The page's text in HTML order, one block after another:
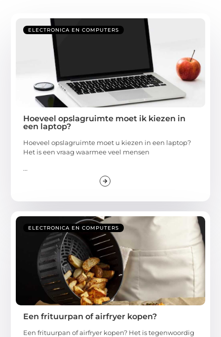
ELECTRONICA EN COMPUTERS
Hoeveel opslagruimte moet ik kiezen in
een laptop?
Hoeveel opslagruimte moet u kiezen in een laptop?
Het is een vraag waarmee veel mensen
...
ELECTRONICA EN COMPUTERS
Een frituurpan of airfryer kopen?
Een frituurpan of airfryer kopen? Het is tegenwoordig